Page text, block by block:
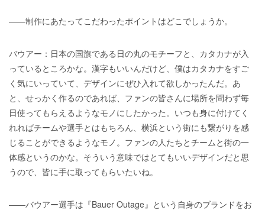
――制作にあたってこだわったポイントはどこでしょうか。
バウアー：日本の国旗である日の丸のモチーフと、カタカナが入
っているところかな。漢字もいいんだけど、僕はカタカナをすご
く気にいっていて、デザインにぜひ入れて欲しかったんだ。あ
と、せっかく作るのであれば、ファンの皆さんに場所を問わず毎
日使ってもらえるようなモノにしたかった。いつも身に付けてく
れればチームや選手とはもちろん、横浜という街にも繋がりを感
じることができるようなモノ。ファンの人たちとチームと街の一
体感というのかな。そういう意味ではとてもいいデザインだと思
うので、皆に手に取ってもらいたいね。
――バウアー選手は『Bauer Outage』という自身のブランドをお